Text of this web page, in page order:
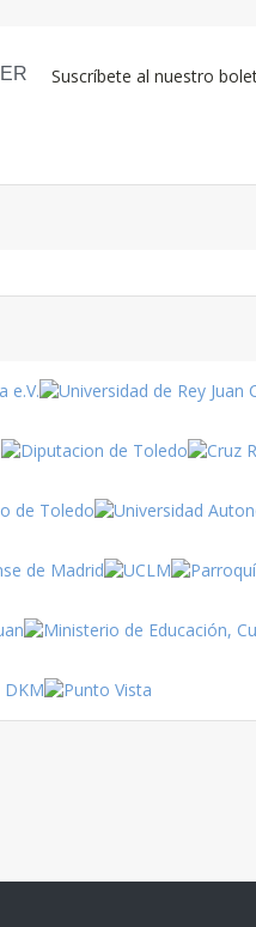
Suscríbete al nuestro
Turquía